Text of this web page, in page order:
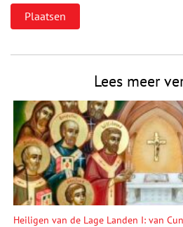
Lees meer
Heiligen van de Lage Landen I: van